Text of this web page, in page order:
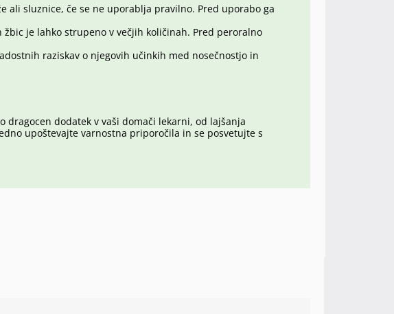
ali sluznice, če se ne uporablja pravilno. Pred uporabo ga
je lahko strupeno v večjih količinah. Pred peroralno
raziskav o njegovih učinkih med nosečnostjo in
dodatek v vaši domači lekarni, od lajšanja
upoštevajte varnostna priporočila in se posvetujte s